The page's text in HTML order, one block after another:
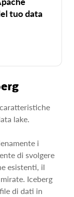
tuo data
lake.
i
di svolgere
esistenti, il
Iceberg
di dati in